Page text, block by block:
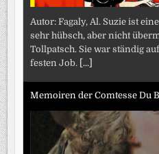
Autor: Fagaly, Al. Suzie ist
sehr hübsch, aber nicht
Tollpatsch. Sie war ständig
festen Job. [...]
Memoiren der Comtesse Du